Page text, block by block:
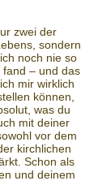
zwei der
sondern
noch nie so
– und das
mir wirklich
können,
was du
mit deiner
vor dem
kirchlichen
Schon als
und deinem